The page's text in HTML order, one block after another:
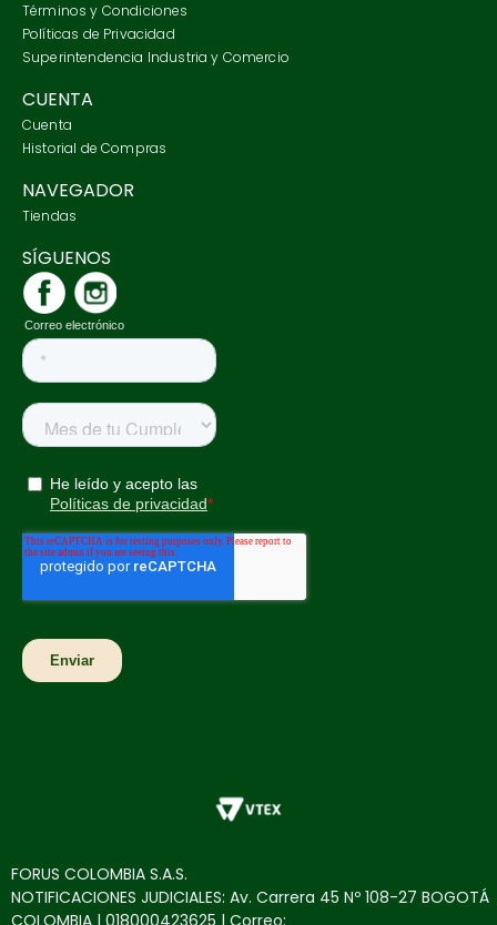
Términos y Condiciones
Políticas de Privacidad
Superintendencia Industria y Comercio
CUENTA
Cuenta
Historial de Compras
NAVEGADOR
Tiendas
SÍGUENOS
FORUS COLOMBIA S.A.S.
NOTIFICACIONES JUDICIALES: Av. Carrera 45 Nº 108-27 BOGOTÁ
COLOMBIA | 018000423625 | Correo: